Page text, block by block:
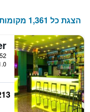
הצגת כל 1,361 מקומות האירוח
1.0 ק״מ